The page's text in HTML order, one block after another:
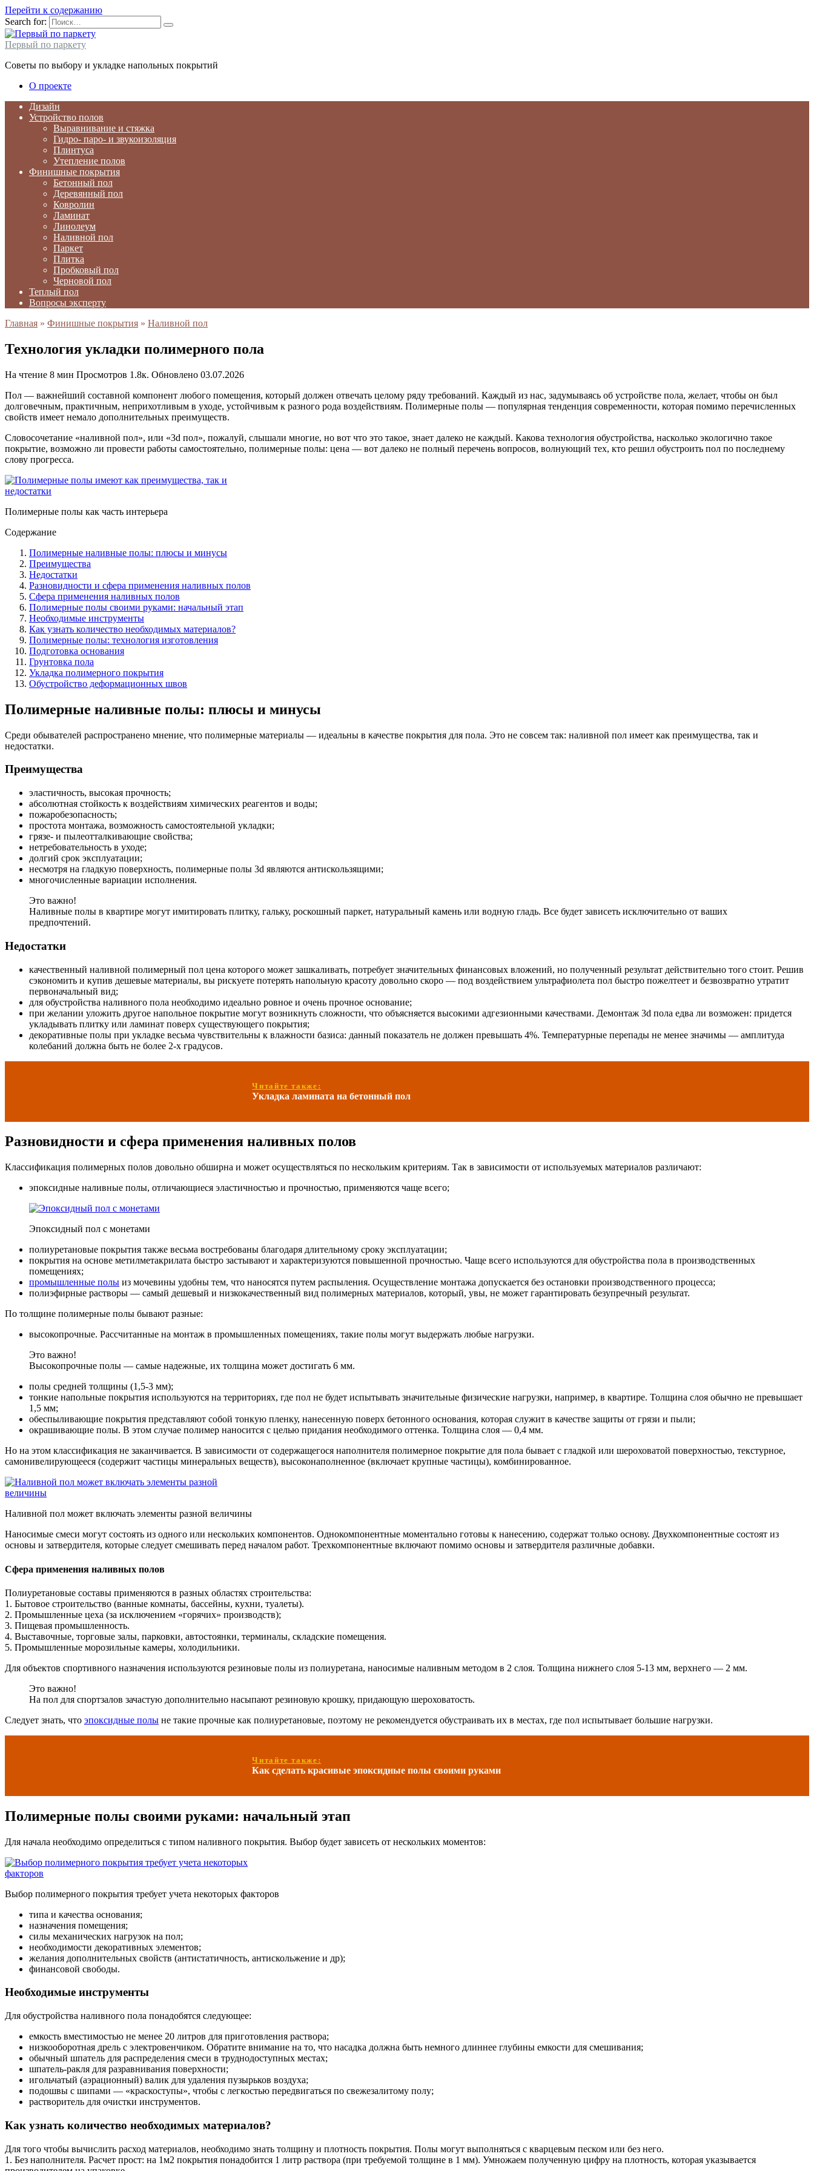
Перейти к содержанию
Search for:
Первый по паркету
Советы по выбору и укладке напольных покрытий
О проекте
Дизайн
Устройство полов
Выравнивание и стяжка
Гидро- паро- и звукоизоляция
Плинтуса
Утепление полов
Финишные покрытия
Бетонный пол
Деревянный пол
Ковролин
Ламинат
Линолеум
Наливной пол
Паркет
Плитка
Пробковый пол
Черновой пол
Теплый пол
Вопросы эксперту
Главная » Финишные покрытия » Наливной пол
Технология укладки полимерного пола
На чтение 8 мин Просмотров 1.8к. Обновлено 03.07.2026
Пол — важнейший составной компонент любого помещения, который должен отвечать целому ряду требований. Каждый из нас, задумываясь об устройстве пола, желает, чтобы он был
долговечным, практичным, неприхотливым в уходе, устойчивым к разного рода воздействиям. Полимерные полы — популярная тенденция современности, которая помимо перечисленных
свойств имеет немало дополнительных преимуществ.
Словосочетание «наливной пол», или «3d пол», пожалуй, слышали многие, но вот что это такое, знает далеко не каждый. Какова технология обустройства, насколько экологично такое
покрытие, возможно ли провести работы самостоятельно, полимерные полы: цена — вот далеко не полный перечень вопросов, волнующий тех, кто решил обустроить пол по последнему
слову прогресса.
Полимерные полы как часть интерьера
Содержание
Полимерные наливные полы: плюсы и минусы
Преимущества
Недостатки
Разновидности и сфера применения наливных полов
Сфера применения наливных полов
Полимерные полы своими руками: начальный этап
Необходимые инструменты
Как узнать количество необходимых материалов?
Полимерные полы: технология изготовления
Подготовка основания
Грунтовка пола
Укладка полимерного покрытия
Обустройство деформационных швов
Полимерные наливные полы: плюсы и минусы
Среди обывателей распространено мнение, что полимерные материалы — идеальны в качестве покрытия для пола. Это не совсем так: наливной пол имеет как преимущества, так и
недостатки.
Преимущества
эластичность, высокая прочность;
абсолютная стойкость к воздействиям химических реагентов и воды;
пожаробезопасность;
простота монтажа, возможность самостоятельной укладки;
грязе- и пылеотталкивающие свойства;
нетребовательность в уходе;
долгий срок эксплуатации;
несмотря на гладкую поверхность, полимерные полы 3d являются антискользящими;
многочисленные вариации исполнения.
Это важно!
Наливные полы в квартире могут имитировать плитку, гальку, роскошный паркет, натуральный камень или водную гладь. Все будет зависеть исключительно от ваших
предпочтений.
Недостатки
качественный наливной полимерный пол цена которого может зашкаливать, потребует значительных финансовых вложений, но полученный результат действительно того стоит. Решив
сэкономить и купив дешевые материалы, вы рискуете потерять напольную красоту довольно скоро — под воздействием ультрафиолета пол быстро пожелтеет и безвозвратно утратит
первоначальный вид;
для обустройства наливного пола необходимо идеально ровное и очень прочное основание;
при желании уложить другое напольное покрытие могут возникнуть сложности, что объясняется высокими адгезионными качествами. Демонтаж 3d пола едва ли возможен: придется
укладывать плитку или ламинат поверх существующего покрытия;
декоративные полы при укладке весьма чувствительны к влажности базиса: данный показатель не должен превышать 4%. Температурные перепады не менее значимы — амплитуда
колебаний должна быть не более 2-х градусов.
Читайте также:
Укладка ламината на бетонный пол
Разновидности и сфера применения наливных полов
Классификация полимерных полов довольно обширна и может осуществляться по нескольким критериям. Так в зависимости от используемых материалов различают:
эпоксидные наливные полы, отличающиеся эластичностью и прочностью, применяются чаще всего;
Эпоксидный пол с монетами
полиуретановые покрытия также весьма востребованы благодаря длительному сроку эксплуатации;
покрытия на основе метилметакрилата быстро застывают и характеризуются повышенной прочностью. Чаще всего используются для обустройства пола в производственных
помещениях;
промышленные полы из мочевины удобны тем, что наносятся путем распыления. Осуществление монтажа допускается без остановки производственного процесса;
полиэфирные растворы — самый дешевый и низкокачественный вид полимерных материалов, который, увы, не может гарантировать безупречный результат.
По толщине полимерные полы бывают разные:
высокопрочные. Рассчитанные на монтаж в промышленных помещениях, такие полы могут выдержать любые нагрузки.
Это важно!
Высокопрочные полы — самые надежные, их толщина может достигать 6 мм.
полы средней толщины (1,5-3 мм);
тонкие напольные покрытия используются на территориях, где пол не будет испытывать значительные физические нагрузки, например, в квартире. Толщина слоя обычно не превышает
1,5 мм;
обеспыливающие покрытия представляют собой тонкую пленку, нанесенную поверх бетонного основания, которая служит в качестве защиты от грязи и пыли;
окрашивающие полы. В этом случае полимер наносится с целью придания необходимого оттенка. Толщина слоя — 0,4 мм.
Но на этом классификация не заканчивается. В зависимости от содержащегося наполнителя полимерное покрытие для пола бывает с гладкой или шероховатой поверхностью, текстурное,
самонивелирующееся (содержит частицы минеральных веществ), высоконаполненное (включает крупные частицы), комбинированное.
Наливной пол может включать элементы разной величины
Наносимые смеси могут состоять из одного или нескольких компонентов. Однокомпонентные моментально готовы к нанесению, содержат только основу. Двухкомпонентные состоят из
основы и затвердителя, которые следует смешивать перед началом работ. Трехкомпонентные включают помимо основы и затвердителя различные добавки.
Сфера применения наливных полов
Полиуретановые составы применяются в разных областях строительства:
1. Бытовое строительство (ванные комнаты, бассейны, кухни, туалеты).
2. Промышленные цеха (за исключением «горячих» производств);
3. Пищевая промышленность.
4. Выставочные, торговые залы, парковки, автостоянки, терминалы, складские помещения.
5. Промышленные морозильные камеры, холодильники.
Для объектов спортивного назначения используются резиновые полы из полиуретана, наносимые наливным методом в 2 слоя. Толщина нижнего слоя 5-13 мм, верхнего — 2 мм.
Это важно!
На пол для спортзалов зачастую дополнительно насыпают резиновую крошку, придающую шероховатость.
Следует знать, что эпоксидные полы не такие прочные как полиуретановые, поэтому не рекомендуется обустраивать их в местах, где пол испытывает большие нагрузки.
Читайте также:
Как сделать красивые эпоксидные полы своими руками
Полимерные полы своими руками: начальный этап
Для начала необходимо определиться с типом наливного покрытия. Выбор будет зависеть от нескольких моментов:
Выбор полимерного покрытия требует учета некоторых факторов
типа и качества основания;
назначения помещения;
силы механических нагрузок на пол;
необходимости декоративных элементов;
желания дополнительных свойств (антистатичность, антискольжение и др);
финансовой свободы.
Необходимые инструменты
Для обустройства наливного пола понадобятся следующее:
емкость вместимостью не менее 20 литров для приготовления раствора;
низкооборотная дрель с электровенчиком. Обратите внимание на то, что насадка должна быть немного длиннее глубины емкости для смешивания;
обычный шпатель для распределения смеси в труднодоступных местах;
шпатель-ракля для разравнивания поверхности;
игольчатый (аэрационный) валик для удаления пузырьков воздуха;
подошвы с шипами — «краскоступы», чтобы с легкостью передвигаться по свежезалитому полу;
растворитель для очистки инструментов.
Как узнать количество необходимых материалов?
Для того чтобы вычислить расход материалов, необходимо знать толщину и плотность покрытия. Полы могут выполняться с кварцевым песком или без него.
1. Без наполнителя. Расчет прост: на 1м2 покрытия понадобится 1 литр раствора (при требуемой толщине в 1 мм). Умножаем полученную цифру на плотность, которая указывается